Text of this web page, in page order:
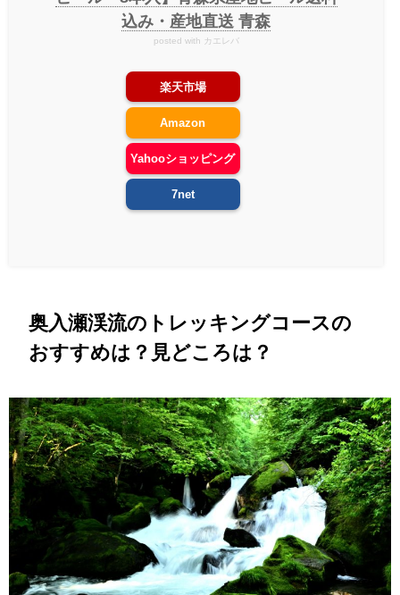
込み・産地直送 青森
posted with カエレバ
楽天市場
Amazon
Yahooショッピング
7net
奥入瀬渓流のトレッキングコースの
おすすめは？見どころは？